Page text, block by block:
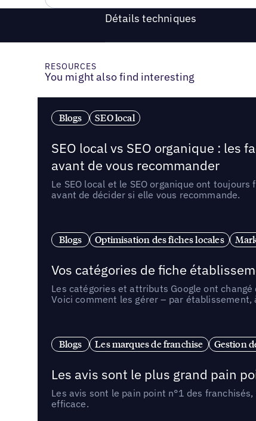
Détails techniques
RESOURCES
You might also find interesting
Blogs SEO local
SEO local vs SEO organique : les
avant de vous recommander
Le SEO local et le SEO organique ont
avant de décider si elle vous recommande.
Blogs Optimisation des fiches locales
Vos catégories de fiche
Les catégories et attributs Google ont
Voici comment les gérer – par établissement,
Blogs Les marques de franchise Gestion
Les avis sont le plus grand pain
Les avis sont le pain point n°1 des
efficace.